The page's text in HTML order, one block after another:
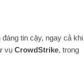
tin cậy, ngay cả khi
vụ CrowdStrike, trong